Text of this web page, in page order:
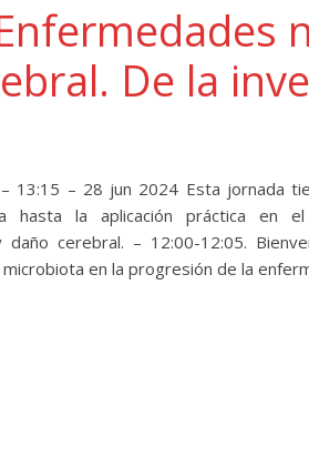
De la
13:15 – 28 jun 2024 Esta jornada
hasta la aplicación práctica en
daño cerebral. – 12:00-12:05.
en la progresión de la